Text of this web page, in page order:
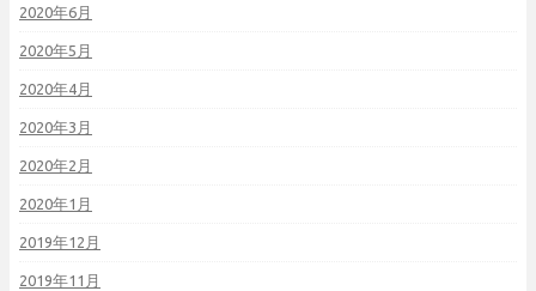
2020年6月
2020年5月
2020年4月
2020年3月
2020年2月
2020年1月
2019年12月
2019年11月